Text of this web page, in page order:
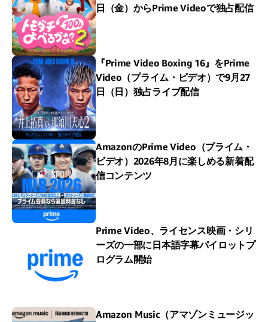
日（金）からPrime Videoで独占配信
『Prime Video Boxing 16』をPrime
Video（プライム・ビデオ）で9月27
日（日）独占ライブ配信
AmazonのPrime Video（プライム・
ビデオ）2026年8月に楽しめる新着配
信コンテンツ
Prime Video、ライセンス映画・シリ
ーズの一部に日本語字幕パイロットプ
ログラム開始
Amazon Music（アマゾンミュージッ